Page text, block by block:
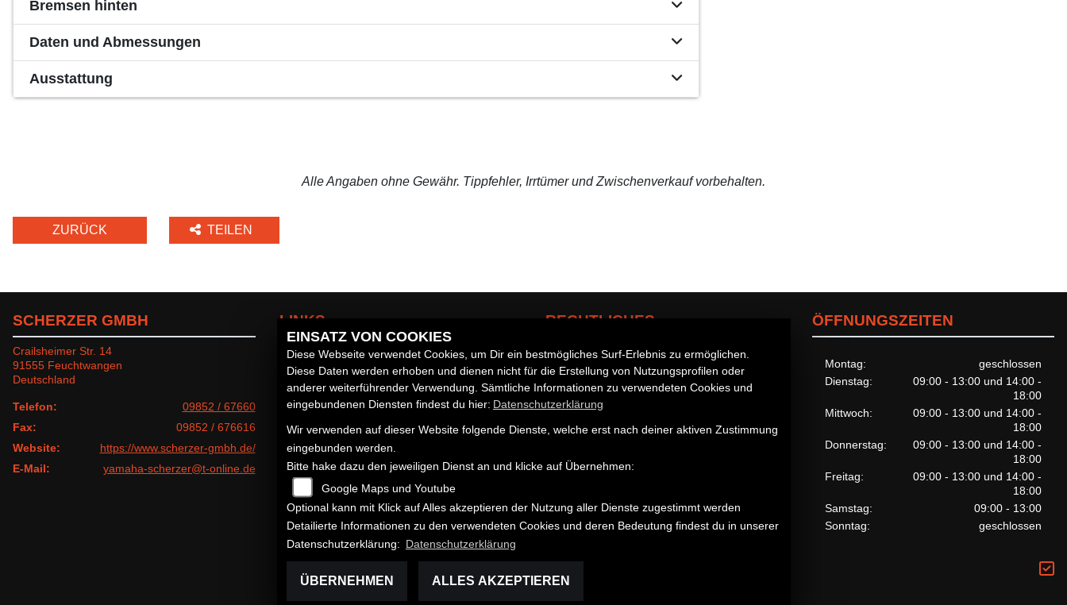
Bremsen hinten
Daten und Abmessungen
Ausstattung
Alle Angaben ohne Gewähr. Tippfehler, Irrtümer und Zwischenverkauf vorbehalten.
ZURÜCK TEILEN
SCHERZER GMBH
Crailsheimer Str. 14
91555 Feuchtwangen
Deutschland
Telefon:
09852 / 67660
Fax:
09852 / 676616
Website:
https://www.scherzer-gmbh.de/
E-Mail:
yamaha-scherzer@t-online.de
LINKS
Unternehmen
Neufahrzeuge
Service
RECHTLICHES
AGB
Impressum
Datenschutz
ÖFFNUNGSZEITEN
Montag:
geschlossen
Dienstag:
09:00 - 13:00 und 14:00 -
18:00
Mittwoch:
09:00 - 13:00 und 14:00 -
18:00
Donnerstag:
09:00 - 13:00 und 14:00 -
18:00
Freitag:
09:00 - 13:00 und 14:00 -
18:00
Samstag:
09:00 - 13:00
Sonntag:
geschlossen
EINSATZ VON COOKIES
Diese Webseite verwendet Cookies, um Dir ein bestmögliches Surf-Erlebnis zu ermöglichen.
Diese Daten werden erhoben und dienen nicht für die Erstellung von Nutzungsprofilen oder
anderer weiterführender Verwendung. Sämtliche Informationen zu verwendeten Cookies und
eingebundenen Diensten findest du hier: Datenschutzerklärung
Wir verwenden auf dieser Website folgende Dienste, welche erst nach deiner aktiven Zustimmung
eingebunden werden.
Bitte hake dazu den jeweiligen Dienst an und klicke auf Übernehmen:
Google Maps und Youtube
Optional kann mit Klick auf Alles akzeptieren der Nutzung aller Dienste zugestimmt werden
Detailierte Informationen zu den verwendeten Cookies und deren Bedeutung findest du in unserer
Datenschutzerklärung: Datenschutzerklärung
ÜBERNEHMEN ALLES AKZEPTIEREN